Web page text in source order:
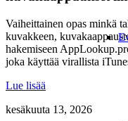
Vaiheittainen opas minkä
kuvakkeen,
hakemiseen
joka käyttää virallista
Lue lisää
kesäkuuta 13, 2026